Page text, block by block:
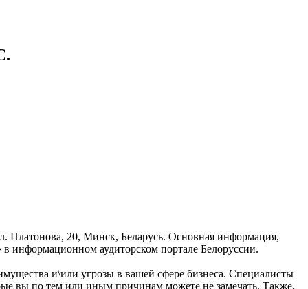
Платонова, 20, Минск, Беларусь. Основная информация,
информационном аудиторском портале Белоруссии.
и\или угрозы в вашей сфере бизнеса. Специалисты
вы по тем или иным причинам можете не замечать. Также,